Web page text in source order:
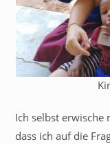
Ich selbst
dass ich auf die